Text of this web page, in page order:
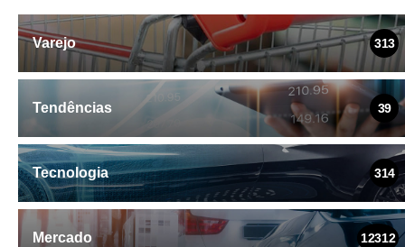
Varejo 313
Tendências 39
Tecnologia 314
Mercado 12312